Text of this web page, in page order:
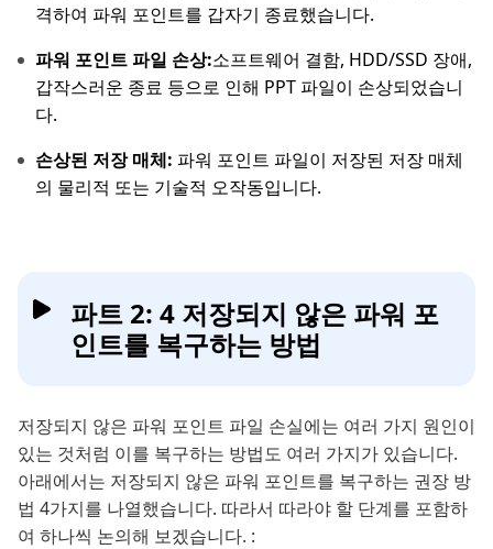
격하여 파워 포인트를 갑자기 종료했습니다.
파워 포인트 파일 손상:소프트웨어 결함, HDD/SSD 장애,
갑작스러운 종료 등으로 인해 PPT 파일이 손상되었습니
다.
손상된 저장 매체: 파워 포인트 파일이 저장된 저장 매체
의 물리적 또는 기술적 오작동입니다.
파트 2: 4 저장되지 않은 파워 포
인트를 복구하는 방법
저장되지 않은 파워 포인트 파일 손실에는 여러 가지 원인이
있는 것처럼 이를 복구하는 방법도 여러 가지가 있습니다.
아래에서는 저장되지 않은 파워 포인트를 복구하는 권장 방
법 4가지를 나열했습니다. 따라서 따라야 할 단계를 포함하
여 하나씩 논의해 보겠습니다. :